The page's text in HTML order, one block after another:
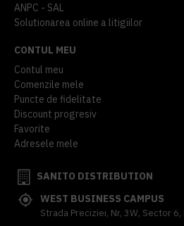
ANPC - SAL
Solutionarea online a litigiilor
CONTUL MEU
Contul meu
Comenzile mele
Puncte de fidelitate
Discount progresiv
Favorite
Adresele mele
SANITO DISTRIBUTION
WEST BUSINESS CAMPUS
Strada Preciziei, Nr, 3W, Sector